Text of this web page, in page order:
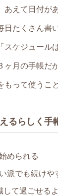
あえて日付が
日たくさん
スケジュール
ヶ月の手帳だ
もって使うこ
るらしく手
められる
派でも続け
して過ごせる